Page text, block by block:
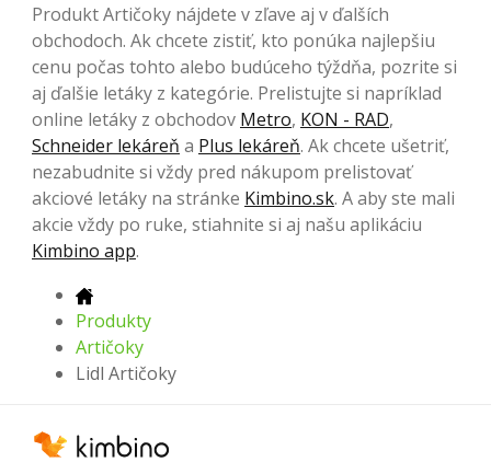
Produkt Artičoky nájdete v zľave aj v ďalších
obchodoch. Ak chcete zistiť, kto ponúka najlepšiu
cenu počas tohto alebo budúceho týždňa, pozrite si
aj ďalšie letáky z kategórie. Prelistujte si napríklad
online letáky z obchodov Metro, KON - RAD,
Schneider lekáreň a Plus lekáreň. Ak chcete ušetriť,
nezabudnite si vždy pred nákupom prelistovať
akciové letáky na stránke Kimbino.sk. A aby ste mali
akcie vždy po ruke, stiahnite si aj našu aplikáciu
Kimbino app.
Produkty
Artičoky
Lidl Artičoky